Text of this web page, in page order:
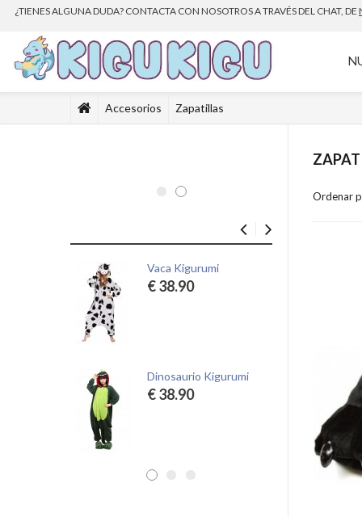
¿TIENES ALGUNA DUDA? CONTACTA CON NOSOTROS A TRAVÉS DEL CHAT, DE
Accesorios Zapatillas
Vaca Kigurumi
€ 38.90
Dinosaurio Kigurumi
€ 38.90 €
Ordenar